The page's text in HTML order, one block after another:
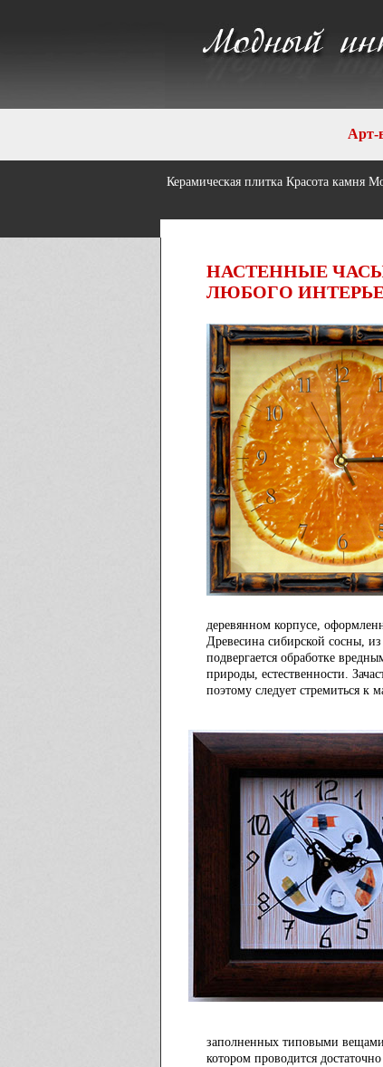
Арт-
Керамическая плитка Красота камня
НАСТЕННЫЕ
ЛЮБОГО
деревянном корпусе,
Древесина сибирской сосны, из
подвергается обработке
природы, естественности.
поэтому следует стремиться к
заполненных типовыми
котором проводится